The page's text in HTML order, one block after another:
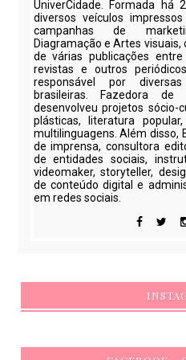
UniverCidade. Formada há
diversos veículos
campanhas de
Diagramação e Artes
de várias publicações
revistas e outros
responsável por
brasileiras. Fazedora de
desenvolveu projetos sócio-
plásticas, literatura
multilinguagens. Além disso,
de imprensa, consultora
de entidades sociais,
videomaker, storyteller,
de conteúdo digital e
em redes sociais.